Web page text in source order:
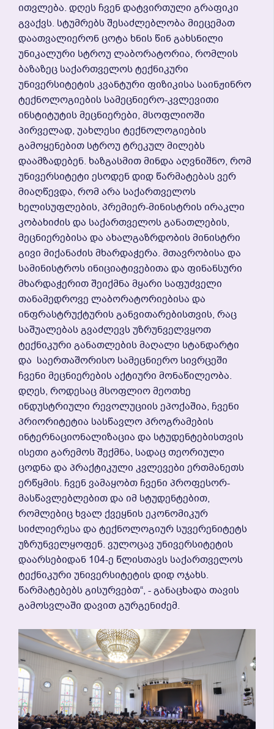
Ითვლება. Დღეს Ჩვენ Დატვირთული Გრაფიკი
Გვაქვს. Სტუმრებს Შესაძლებლობა Მიეცემათ
Დაათვალიერონ Ცოტა Ხნის Წინ Გახსნილი
Უნიკალური Სტროუ Ლაბორატორია, Რომლის
Ბაზაზეც Საქართველოს Ტექნიკური
Უნივერსიტეტის Კვანტური Ფიზიკისა Საინჟინრო
Ტექნოლოგიების Სამეცნიერო-Კვლევითი
Ინსტიტუტის Მეცნიერები, Მსოფლიოში
Პირველად, Უახლესი Ტექნოლოგიების
Გამოყენებით Სტროუ Ტრეკულ Მილებს
Დაამზადებენ. Ხაზგასმით Მინდა Აღვნიშნო, Რომ
Უნივერსიტეტი Ესოდენ Დიდ Წარმატებას Ვერ
Მიაღწევდა, Რომ Არა Საქართველოს
Ხელისუფლების, Პრემიერ-Მინისტრის Ირაკლი
Კობახიძის Და Საქართველოს Განათლების,
Მეცნიერებისა Და Ახალგაზრდობის Მინისტრი
Გივი Მიქანაძის Მხარდაჭერა. Მთავრობისა Და
Სამინისტროს Ინიციატივებითა Და Ფინანსური
Მხარდაჭერით Შეიქმნა Მყარი Საფუძველი
Თანამედროვე Ლაბორატორიებისა Და
Ინფრასტრუქტურის Განვითარებისთვის, Რაც
Საშუალებას Გვაძლევს Უზრუნველვყოთ
Ტექნიკური Განათლების Მაღალი Სტანდარტი
Და Საერთაშორისო Სამეცნიერო Სივრცეში
Ჩვენი Მეცნიერების Აქტიური Მონაწილეობა.
Დღეს, Როდესაც Მსოფლიო Მეოთხე
Ინდუსტრიული Რევოლუციის Ეპოქაშია, Ჩვენი
Პრიორიტეტია Სასწავლო Პროგრამების
Ინტერნაციონალიზაცია Და Სტუდენტებისთვის
Ისეთი Გარემოს Შექმნა, Სადაც Თეორიული
Ცოდნა Და Პრაქტიკული Კვლევები Ერთმანეთს
Ერწყმის. Ჩვენ Ვამაყობთ Ჩვენი Პროფესორ-
Მასწავლებლებით Და Იმ Სტუდენტებით,
Რომლებიც Ხვალ Ქვეყნის Ეკონომიკურ
Სიძლიერესა Და Ტექნოლოგიურ Სუვერენიტეტს
Უზრუნველყოფენ. Ვულოცავ Უნივერსიტეტის
Დაარსებიდან 104-Ე Წლისთავს Საქართველოს
Ტექნიკური Უნივერსიტეტის Დიდ Ოჯახს.
Წარმატებებს Გისურვებთ“, - Განაცხადა Თავის
Გამოსვლაში Დავით Გურგენიძემ.